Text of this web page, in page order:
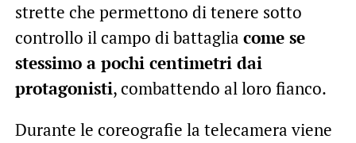
strette che permettono di tenere sotto
controllo il campo di battaglia come se
stessimo a pochi centimetri dai
protagonisti, combattendo al loro fianco.
Durante le coreografie la telecamera viene